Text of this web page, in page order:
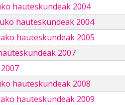
hauteskundeak 2004
hauteskundeak 2004
hauteskundeak 2005
2007
hauteskundeak 2008
hauteskundeak 2009